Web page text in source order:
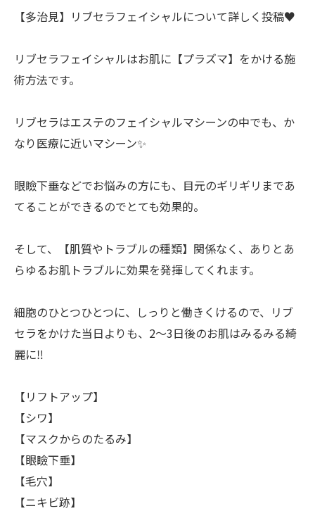
【多治見】リブセラフェイシャルについて詳しく投稿♥️
リブセラフェイシャルはお肌に【プラズマ】をかける施
術方法です。
リブセラはエステのフェイシャルマシーンの中でも、か
なり医療に近いマシーン✨
眼瞼下垂などでお悩みの方にも、目元のギリギリまであ
てることができるのでとても効果的。
そして、【肌質やトラブルの種類】関係なく、ありとあ
らゆるお肌トラブルに効果を発揮してくれます。
細胞のひとつひとつに、しっりと働きくけるので、リブ
セラをかけた当日よりも、2～3日後のお肌はみるみる綺
麗に‼️
【リフトアップ】
【シワ】
【マスクからのたるみ】
【眼瞼下垂】
【毛穴】
【ニキビ跡】